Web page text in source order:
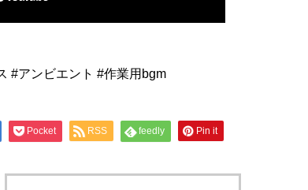
#アンビエント #作業用bgm
Pocket RSS feedly Pin it